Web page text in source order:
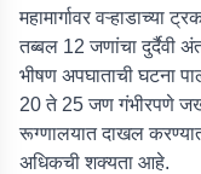
महामार्गावर वऱ्हाडाच्या
तब्बल 12 जणांचा दुर्दैवी
भीषण अपघाताची घटना
20 ते 25 जण गंभीरपणे
रूग्णालयात दाखल
अधिकची शक्यता आहे.